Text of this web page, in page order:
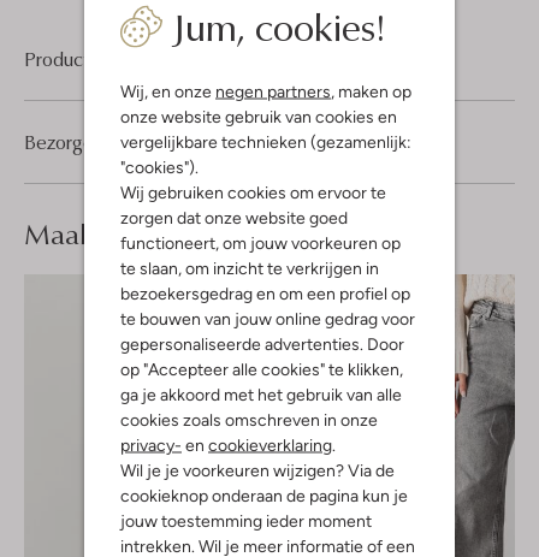
Jum, cookies!
Wij, en onze negen partners, maken op
onze website gebruik van cookies en
vergelijkbare technieken (gezamenlijk:
"cookies").
Wij gebruiken cookies om ervoor te
zorgen dat onze website goed
functioneert, om jouw voorkeuren op
te slaan, om inzicht te verkrijgen in
bezoekersgedrag en om een profiel op
te bouwen van jouw online gedrag voor
gepersonaliseerde advertenties. Door
op "Accepteer alle cookies" te klikken,
ga je akkoord met het gebruik van alle
cookies zoals omschreven in onze
privacy- en cookieverklaring.
Wil je je voorkeuren wijzigen? Via de
cookieknop onderaan de pagina kun je
jouw toestemming ieder moment
intrekken. Wil je meer informatie of een
Product informatie
Bezorgen & retourneren
Maak jelook compleet